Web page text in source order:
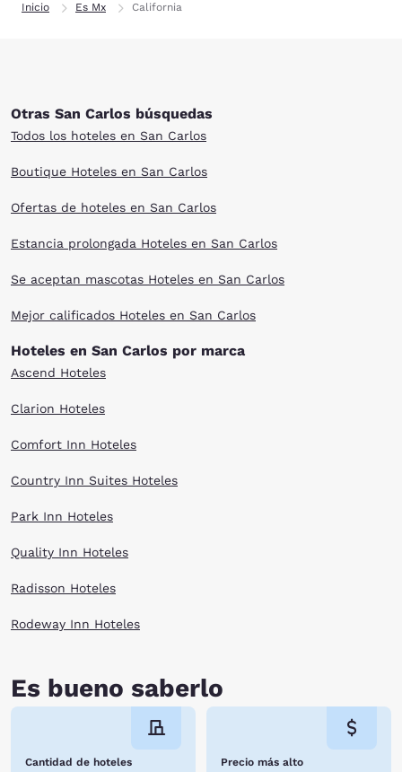
Inicio Es Mx California
Otras San Carlos búsquedas
Todos los hoteles en San Carlos
Boutique Hoteles en San Carlos
Ofertas de hoteles en San Carlos
Estancia prolongada Hoteles en San Carlos
Se aceptan mascotas Hoteles en San Carlos
Mejor calificados Hoteles en San Carlos
Hoteles en San Carlos por marca
Ascend Hoteles
Clarion Hoteles
Comfort Inn Hoteles
Country Inn Suites Hoteles
Park Inn Hoteles
Quality Inn Hoteles
Radisson Hoteles
Rodeway Inn Hoteles
Es bueno saberlo
Cantidad de hoteles Precio más alto